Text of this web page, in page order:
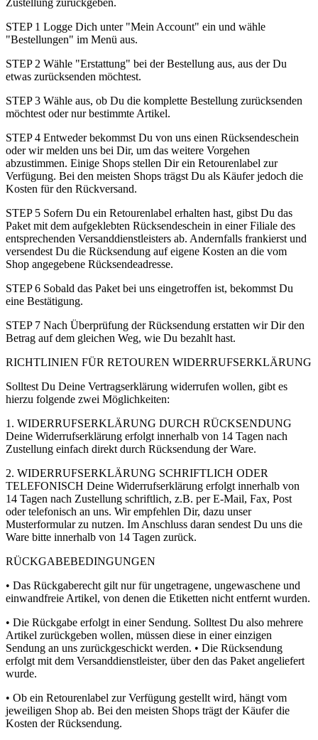
Zustellung zurückgeben.
STEP 1 Logge Dich unter "Mein Account" ein und wähle
"Bestellungen" im Menü aus.
STEP 2 Wähle "Erstattung" bei der Bestellung aus, aus der Du
etwas zurücksenden möchtest.
STEP 3 Wähle aus, ob Du die komplette Bestellung zurücksenden
möchtest oder nur bestimmte Artikel.
STEP 4 Entweder bekommst Du von uns einen Rücksendeschein
oder wir melden uns bei Dir, um das weitere Vorgehen
abzustimmen. Einige Shops stellen Dir ein Retourenlabel zur
Verfügung. Bei den meisten Shops trägst Du als Käufer jedoch die
Kosten für den Rückversand.
STEP 5 Sofern Du ein Retourenlabel erhalten hast, gibst Du das
Paket mit dem aufgeklebten Rücksendeschein in einer Filiale des
entsprechenden Versanddienstleisters ab. Andernfalls frankierst und
versendest Du die Rücksendung auf eigene Kosten an die vom
Shop angegebene Rücksendeadresse.
STEP 6 Sobald das Paket bei uns eingetroffen ist, bekommst Du
eine Bestätigung.
STEP 7 Nach Überprüfung der Rücksendung erstatten wir Dir den
Betrag auf dem gleichen Weg, wie Du bezahlt hast.
RICHTLINIEN FÜR RETOUREN WIDERRUFSERKLÄRUNG
Solltest Du Deine Vertragserklärung widerrufen wollen, gibt es
hierzu folgende zwei Möglichkeiten:
1. WIDERRUFSERKLÄRUNG DURCH RÜCKSENDUNG
Deine Widerrufserklärung erfolgt innerhalb von 14 Tagen nach
Zustellung einfach direkt durch Rücksendung der Ware.
2. WIDERRUFSERKLÄRUNG SCHRIFTLICH ODER
TELEFONISCH Deine Widerrufserklärung erfolgt innerhalb von
14 Tagen nach Zustellung schriftlich, z.B. per E-Mail, Fax, Post
oder telefonisch an uns. Wir empfehlen Dir, dazu unser
Musterformular zu nutzen. Im Anschluss daran sendest Du uns die
Ware bitte innerhalb von 14 Tagen zurück.
RÜCKGABEBEDINGUNGEN
• Das Rückgaberecht gilt nur für ungetragene, ungewaschene und
einwandfreie Artikel, von denen die Etiketten nicht entfernt wurden.
• Die Rückgabe erfolgt in einer Sendung. Solltest Du also mehrere
Artikel zurückgeben wollen, müssen diese in einer einzigen
Sendung an uns zurückgeschickt werden. • Die Rücksendung
erfolgt mit dem Versanddienstleister, über den das Paket angeliefert
wurde.
• Ob ein Retourenlabel zur Verfügung gestellt wird, hängt vom
jeweiligen Shop ab. Bei den meisten Shops trägt der Käufer die
Kosten der Rücksendung.